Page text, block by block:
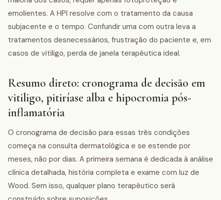
emolientes. A HPI resolve com o tratamento da causa
subjacente e o tempo. Confundir uma com outra leva a
tratamentos desnecessários, frustração do paciente e, em
casos de vitiligo, perda de janela terapêutica ideal.
Resumo direto: cronograma de decisão em
vitiligo, pitiríase alba e hipocromia pós-
inflamatória
O cronograma de decisão para essas três condições
começa na consulta dermatológica e se estende por
meses, não por dias. A primeira semana é dedicada à análise
clínica detalhada, história completa e exame com luz de
Wood. Sem isso, qualquer plano terapêutico será